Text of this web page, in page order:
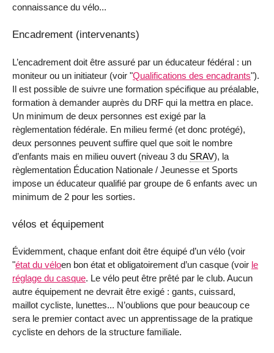
connaissance du vélo...
Encadrement (intervenants)
L’encadrement doit être assuré par un éducateur fédéral : un
moniteur ou un initiateur (voir "Qualifications des encadrants").
Il est possible de suivre une formation spécifique au préalable,
formation à demander auprès du DRF qui la mettra en place.
Un minimum de deux personnes est exigé par la
règlementation fédérale. En milieu fermé (et donc protégé),
deux personnes peuvent suffire quel que soit le nombre
d’enfants mais en milieu ouvert (niveau 3 du SRAV), la
règlementation Éducation Nationale / Jeunesse et Sports
impose un éducateur qualifié par groupe de 6 enfants avec un
minimum de 2 pour les sorties.
vélos et équipement
Évidemment, chaque enfant doit être équipé d’un vélo (voir
"état du véloen bon état et obligatoirement d’un casque (voir le
réglage du casque. Le vélo peut être prêté par le club. Aucun
autre équipement ne devrait être exigé : gants, cuissard,
maillot cycliste, lunettes... N’oublions que pour beaucoup ce
sera le premier contact avec un apprentissage de la pratique
cycliste en dehors de la structure familiale.